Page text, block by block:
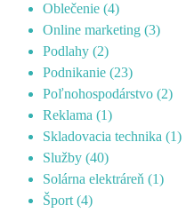
Oblečenie (4)
Online marketing (3)
Podlahy (2)
Podnikanie (23)
Poľnohospodárstvo (2)
Reklama (1)
Skladovacia technika (1)
Služby (40)
Solárna elektráreň (1)
Šport (4)